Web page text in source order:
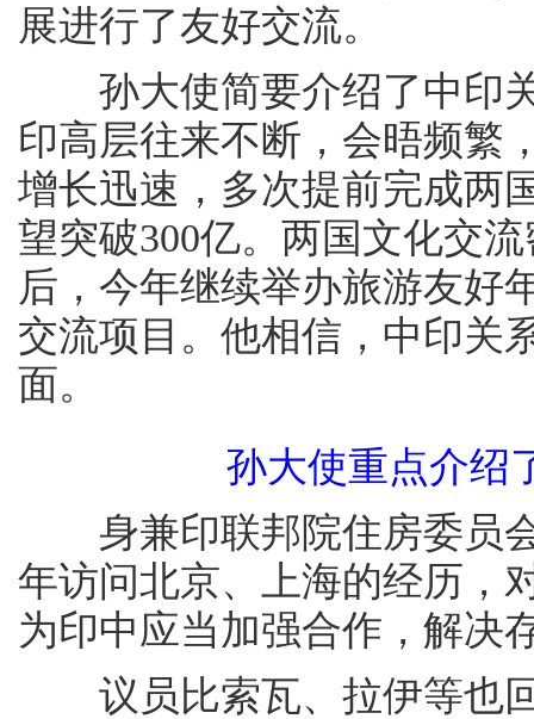
展进行了友好交流。
孙大使简要介绍了中印关
印高层往来不断，会晤频繁
增长迅速，多次提前完成两
望突破300亿。两国文化交
后，今年继续举办旅游友好
交流项目。他相信，中印关
面。
孙大使重点介绍
身兼印联邦院住房委员会
年访问北京、上海的经历，
为印中应当加强合作，解决
议员比索瓦、拉伊等也回